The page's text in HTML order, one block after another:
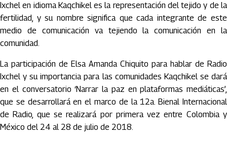
Ixchel en idioma Kaqchikel es la representación del tejido y de la
fertilidad, y su nombre significa que cada integrante de este
medio de comunicación va tejiendo la comunicación en la
comunidad.
La participación de Elsa Amanda Chiquito para hablar de Radio
Ixchel y su importancia para las comunidades Kaqchikel se dará
en el conversatorio ‘Narrar la paz en plataformas mediáticas’,
que se desarrollará en el marco de la 12a. Bienal Internacional
de Radio, que se realizará por primera vez entre Colombia y
México del 24 al 28 de julio de 2018.